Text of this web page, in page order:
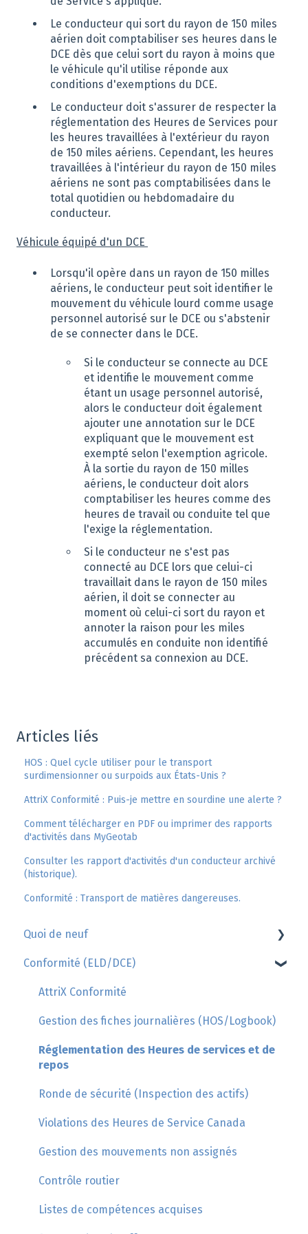
Le conducteur qui sort du rayon de 150 miles
aérien doit comptabiliser ses heures dans le
DCE dès que celui sort du rayon à moins que
le véhicule qu'il utilise réponde aux
conditions d'exemptions du DCE.
Le conducteur doit s'assurer de respecter la
réglementation des Heures de Services pour
les heures travaillées à l'extérieur du rayon
de 150 miles aériens. Cependant, les heures
travaillées à l'intérieur du rayon de 150 miles
aériens ne sont pas comptabilisées dans le
total quotidien ou hebdomadaire du
conducteur.
Véhicule équipé d'un DCE
Lorsqu'il opère dans un rayon de 150 milles
aériens, le conducteur peut soit identifier le
mouvement du véhicule lourd comme usage
personnel autorisé sur le DCE ou s'abstenir
de se connecter dans le DCE.
Si le conducteur se connecte au DCE
et identifie le mouvement comme
étant un usage personnel autorisé,
alors le conducteur doit également
ajouter une annotation sur le DCE
expliquant que le mouvement est
exempté selon l'exemption agricole.
À la sortie du rayon de 150 milles
aériens, le conducteur doit alors
comptabiliser les heures comme des
heures de travail ou conduite tel que
l'exige la réglementation.
Si le conducteur ne s'est pas
connecté au DCE lors que celui-ci
travaillait dans le rayon de 150 miles
aérien, il doit se connecter au
moment où celui-ci sort du rayon et
annoter la raison pour les miles
accumulés en conduite non identifié
précédent sa connexion au DCE.
Articles liés
HOS : Quel cycle utiliser pour le transport
surdimensionner ou surpoids aux États-Unis ?
AttriX Conformité : Puis-je mettre en sourdine une alerte ?
Comment télécharger en PDF ou imprimer des rapports
d'activités dans MyGeotab
Consulter les rapport d'activités d'un conducteur archivé
(historique).
Conformité : Transport de matières dangereuses.
Quoi de neuf
Geotab
GoSight
Conformité (ELD/DCE)
AttriX Conformité
Gestion des fiches journalières (HOS/Logbook)
Réglementation des Heures de services et de
repos
Ronde de sécurité (Inspection des actifs)
Violations des Heures de Service Canada
Gestion des mouvements non assignés
Contrôle routier
Listes de compétences acquises